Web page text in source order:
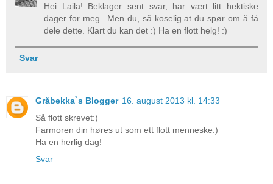
Hei Laila! Beklager sent svar, har vært litt hektiske
dager for meg...Men du, så koselig at du spør om å få
dele dette. Klart du kan det :) Ha en flott helg! :)
Svar
Gråbekka`s Blogger 16. august 2013 kl. 14:33
Så flott skrevet:)
Farmoren din høres ut som ett flott menneske:)
Ha en herlig dag!
Svar